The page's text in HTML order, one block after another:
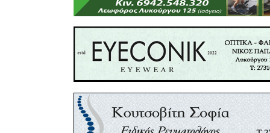
στην
• τις «
και των